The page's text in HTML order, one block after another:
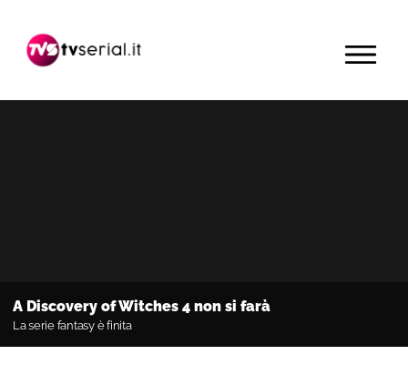
navigazione
contenuto
barra
primaria
MENU
A Discovery of Witches 4 non si farà
La serie fantasy è finita